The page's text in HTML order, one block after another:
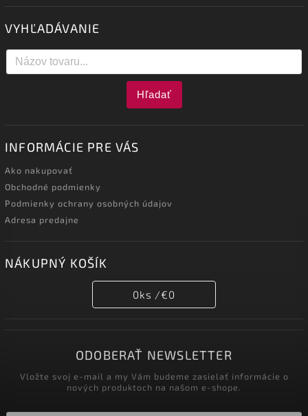
VYHĽADÁVANIE
Hľadať
INFORMÁCIE PRE VÁS
Ako nakupovať
Obchodné podmienky
Podmienky ochrany osobných údajov
Adresa predajne
NÁKUPNÝ KOŠÍK
0ks /€0
ODOBERAŤ NEWSLETTER
Vložte svoj e-mail a my Vám budeme zasielať informácie o
nových produktoch na našom e-shope.